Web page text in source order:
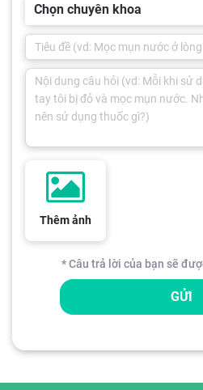
Chọn chuyên khoa
Thêm ảnh
* Câu trả lời của bạn sẽ
GỬI